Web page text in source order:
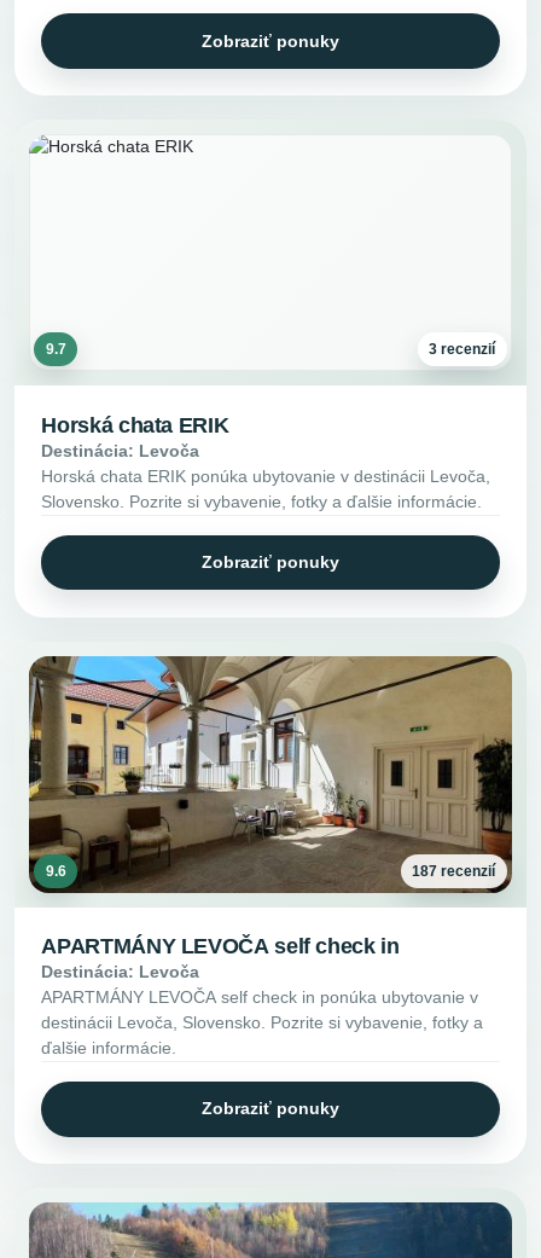
Zobraziť ponuky
9.7 3 recenzií
Horská chata ERIK
Destinácia: Levoča
Horská chata ERIK ponúka ubytovanie v destinácii Levoča,
Slovensko. Pozrite si vybavenie, fotky a ďalšie informácie.
Zobraziť ponuky
9.6 187 recenzií
APARTMÁNY LEVOČA self check in
Destinácia: Levoča
APARTMÁNY LEVOČA self check in ponúka ubytovanie v
destinácii Levoča, Slovensko. Pozrite si vybavenie, fotky a
ďalšie informácie.
Zobraziť ponuky